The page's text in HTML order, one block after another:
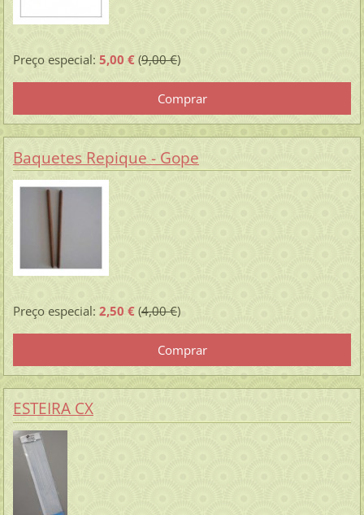
Preço especial: 5,00 €(9,00 €)
Baquetes Repique - Gope
Preço especial: 2,50 €(4,00 €)
ESTEIRA CX